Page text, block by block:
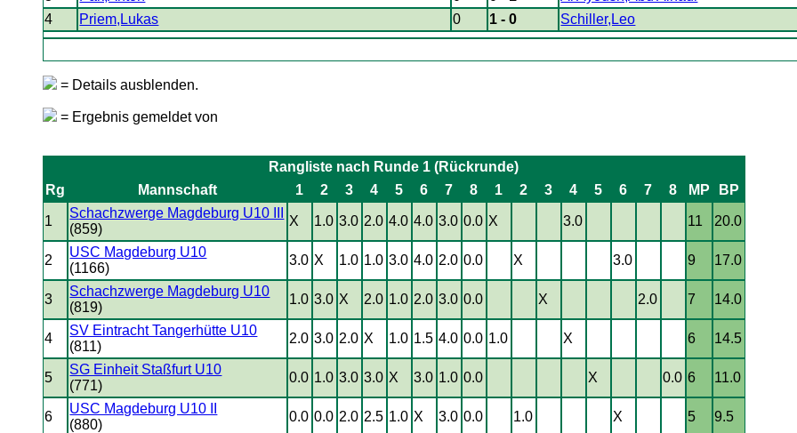
4
Priem,Lukas 0 1 - 0 Schiller,Leo
= Details ausblenden.
= Ergebnis gemeldet von
Rangliste nach Runde 1 (Rückrunde)
Rg
Mannschaft 1 2 3 4 5 6 7 8 1 2 3 4 5 6 7 8 MP BP
1
Schachzwerge Magdeburg U10 III
(859)
X 1.0 3.0 2.0 4.0 4.0 3.0 0.0 X 3.0 11 20.0
2
USC Magdeburg U10
(1166)
3.0 X 1.0 1.0 3.0 4.0 2.0 0.0 X 3.0 9 17.0
3
Schachzwerge Magdeburg U10
(819)
1.0 3.0 X 2.0 1.0 2.0 3.0 0.0 X 2.0 7 14.0
4
SV Eintracht Tangerhütte U10
(811)
2.0 3.0 2.0 X 1.0 1.5 4.0 0.0 1.0 X 6 14.5
5
SG Einheit Staßfurt U10
(771)
0.0 1.0 3.0 3.0 X 3.0 1.0 0.0 X 0.0 6 11.0
6
USC Magdeburg U10 II
(880)
0.0 0.0 2.0 2.5 1.0 X 3.0 0.0 1.0 X 5 9.5